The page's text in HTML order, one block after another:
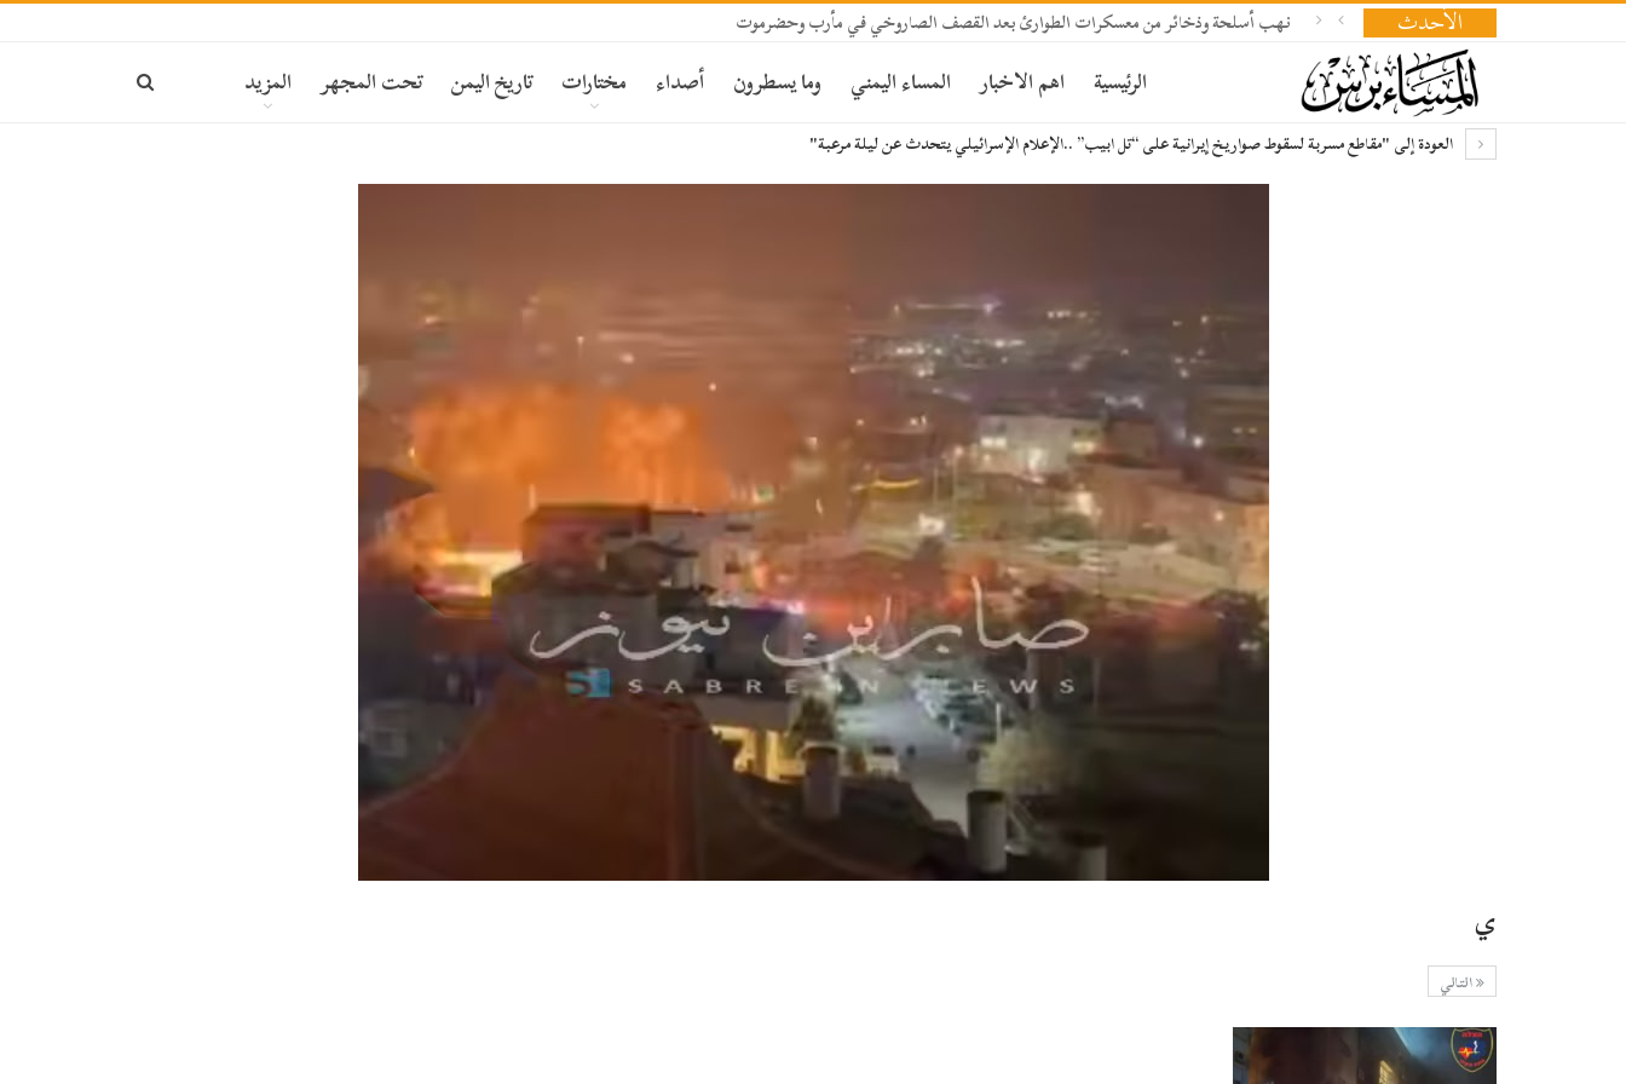
الأحدث نهب أسلحة وذخائر من معسكرات الطوارئ بعد القصف الصاروخي في مأرب وحضرموت
الرئيسية اهم الاخبار المساء اليمني وما يسطرون أصداء مختارات تاريخ اليمن تحت المجهر المزيد
العودة إلى "مقاطع مسربة لسقوط صواريخ إيرانية على “تل ابيب” ..الإعلام الإسرائيلي يتحدث عن ليلة مرعبة"
ي
التالي